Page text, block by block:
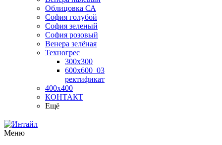
Облицовка СА
София голубой
София зеленый
София розовый
Венера зелёная
Техногрес
300х300
600х600_03
ректификат
400х400
КОНТАКТ
Ещё
Меню